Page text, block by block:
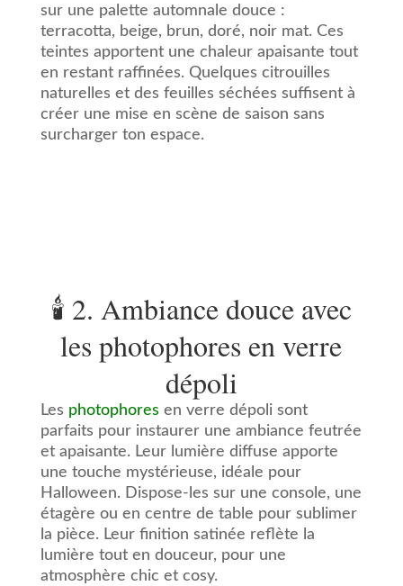
sur une palette automnale douce :
terracotta, beige, brun, doré, noir mat. Ces
teintes apportent une chaleur apaisante tout
en restant raffinées. Quelques citrouilles
naturelles et des feuilles séchées suffisent à
créer une mise en scène de saison sans
surcharger ton espace.
🕯️ 2. Ambiance douce avec
les photophores en verre
dépoli
Les photophores en verre dépoli sont
parfaits pour instaurer une ambiance feutrée
et apaisante. Leur lumière diffuse apporte
une touche mystérieuse, idéale pour
Halloween. Dispose-les sur une console, une
étagère ou en centre de table pour sublimer
la pièce. Leur finition satinée reflète la
lumière tout en douceur, pour une
atmosphère chic et cosy.